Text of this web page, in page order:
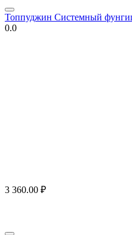
Топпуджин Системный
0.0
3 360.00 ₽